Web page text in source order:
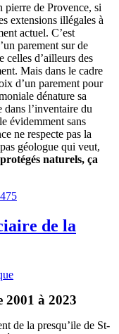
pierre de Provence, si
extensions illégales à
actuel. C’est
parement sur de
celles d’ailleurs des
Mais dans le cadre
d’un parement pour
dénature sa
dans l’inventaire du
évidemment sans
ne respecte pas la
géologue qui veut,
naturels, ça
de la
2001 à 2023
de la presqu’ile de St-